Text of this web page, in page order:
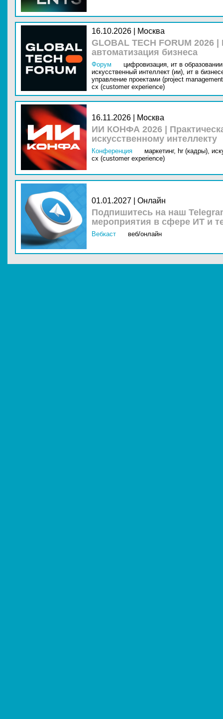
16.10.2026 | Москва
GLOBAL TECH FORUM
автоматизация бизнеса
Форум цифровизация, ит в
искусственный интеллект (ии), ит в
управление проектами (project
cx (customer experience)
16.11.2026 | Москва
ИИ КОНФА 2026 |
искусственному интеллекту
Конференция маркетинг, hr (кадры),
cx (customer experience)
01.01.2027 | Онлайн
Подпишитесь на наш
мероприятия в сфере ИТ и
Вебкаст веб/онлайн